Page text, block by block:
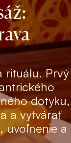
rituálu. Prvý
dotyku,
a vytvárať
uvoľnenie a